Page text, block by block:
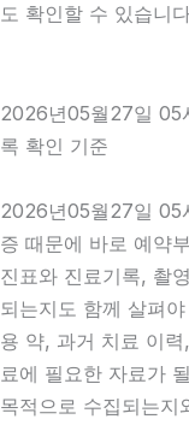
도 확인할 수 있습니
2026년05월27일 05
록 확인 기준
2026년05월27일 05
증 때문에 바로 예약
진표와 진료기록, 촬
되는지도 함께 살펴
용 약, 과거 치료 이
료에 필요한 자료가
목적으로 수집되는지